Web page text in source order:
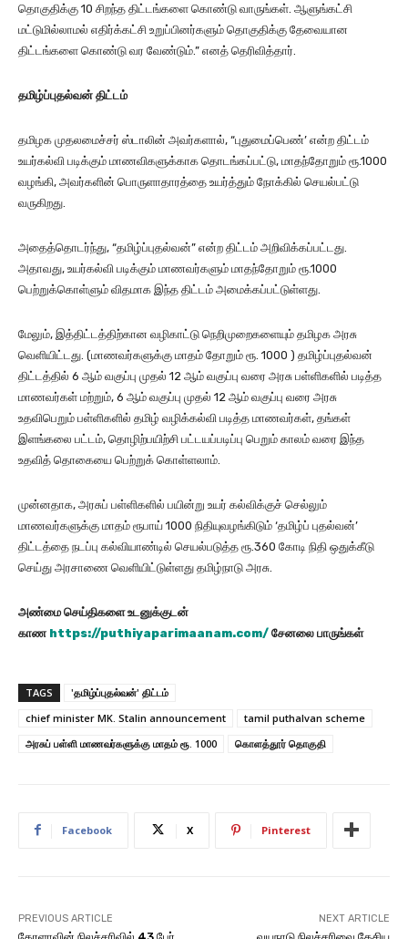
தொகுதிக்கு 10 சிறந்த திட்டங்களை கொண்டு வாருங்கள். ஆளுங்கட்சி
மட்டுமில்லாமல் எதிர்க்கட்சி உறுப்பினர்களும் தொகுதிக்கு தேவையான
திட்டங்களை கொண்டு வர வேண்டும்.” எனத் தெரிவித்தார்.
தமிழ்ப்புதல்வன் திட்டம்
தமிழக முதலமைச்சர் ஸ்டாலின் அவர்களால், “புதுமைப்பெண்’ என்ற திட்டம்
உயர்கல்வி படிக்கும் மாணவிகளுக்காக தொடங்கப்பட்டு, மாதந்தோறும் ரூ.1000
வழங்கி, அவர்களின் பொருளாதாரத்தை உயர்த்தும் நோக்கில் செயல்பட்டு
வருகிறது.
அதைத்தொடர்ந்து, “தமிழ்ப்புதல்வன்” என்ற திட்டம் அறிவிக்கப்பட்டது.
அதாவது, உயர்கல்வி படிக்கும் மாணவர்களும் மாதந்தோறும் ரூ.1000
பெற்றுக்கொள்ளும் விதமாக இந்த திட்டம் அமைக்கப்பட்டுள்ளது.
மேலும், இத்திட்டத்திற்கான வழிகாட்டு நெறிமுறைகளையும் தமிழக அரசு
வெளியிட்டது. (மாணவர்களுக்கு மாதம் தோறும் ரூ. 1000 ) தமிழ்ப்புதல்வன்
திட்டத்தில் 6 ஆம் வகுப்பு முதல் 12 ஆம் வகுப்பு வரை அரசு பள்ளிகளில் படித்த
மாணவர்கள் மற்றும், 6 ஆம் வகுப்பு முதல் 12 ஆம் வகுப்பு வரை அரசு
உதவிபெறும் பள்ளிகளில் தமிழ் வழிக்கல்வி படித்த மாணவர்கள், தங்கள்
இளங்கலை பட்டம், தொழிற்பயிற்சி பட்டயப்படிப்பு பெறும் காலம் வரை இந்த
உதவித் தொகையை பெற்றுக் கொள்ளலாம்.
முன்னதாக, அரசுப் பள்ளிகளில் பயின்று உயர் கல்விக்குச் செல்லும்
மாணவர்களுக்கு மாதம் ரூபாய் 1000 நிதியுவழங்கிடும் ‘தமிழ்ப் புதல்வன்’
திட்டத்தை நடப்பு கல்வியாண்டில் செயல்படுத்த ரூ.360 கோடி நிதி ஒதுக்கீடு
செய்து அரசாணை வெளியிட்டுள்ளது தமிழ்நாடு அரசு.
அண்மை செய்திகளை உடனுக்குடன்
காண https://puthiyaparimaanam.com/ சேனலை பாருங்கள்
TAGS
'தமிழ்ப்புதல்வன்' திட்டம்
chief minister MK. Stalin announcement
tamil puthalvan scheme
அரசுப் பள்ளி மாணவர்களுக்கு மாதம் ரூ. 1000
கொளத்தூர் தொகுதி
Facebook X Pinterest
PREVIOUS ARTICLE NEXT ARTICLE